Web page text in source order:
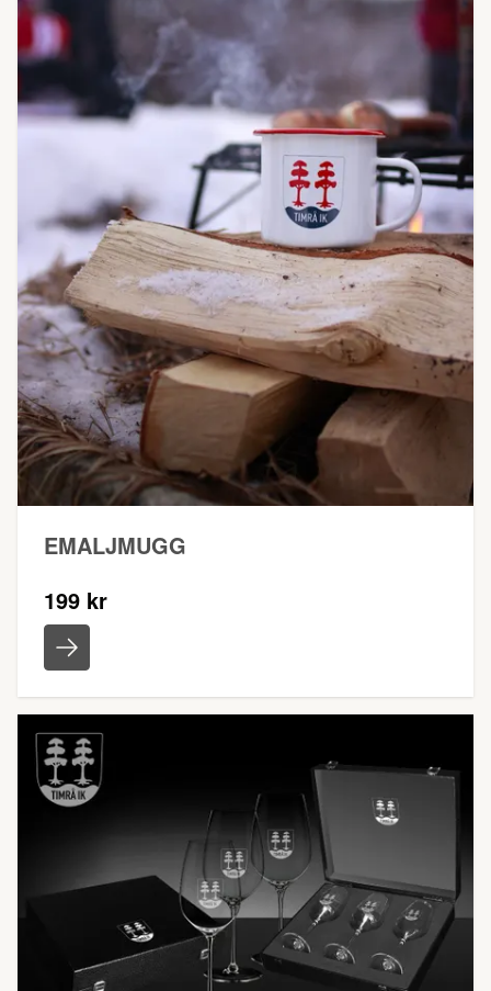
EMALJMUGG
199 kr